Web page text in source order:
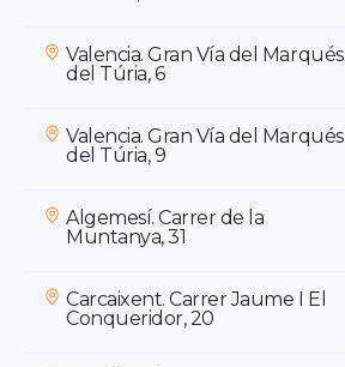
Valencia. Gran Vía del Marqués
del Túria, 6
Valencia. Gran Vía del Marqués
del Túria, 9
Algemesí. Carrer de la
Muntanya, 31
Carcaixent. Carrer Jaume I El
Conqueridor, 20